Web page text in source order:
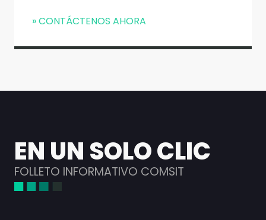
» CONTÁCTENOS AHORA
EN UN SOLO CLIC
FOLLETO INFORMATIVO COMSIT